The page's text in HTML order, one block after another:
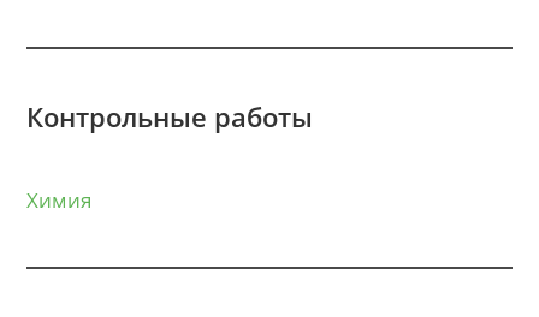
Контрольные работы
Химия